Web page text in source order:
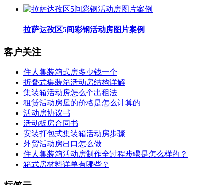
拉萨达孜区5间彩钢活动房图片案例
客户关注
住人集装箱式房多少钱一个
折叠式集装箱活动房结构详解
集装箱活动房怎么个出租法
租赁活动房屋的价格是怎么计算的
活动房协议书
活动板房合同书
安装打包式集装箱活动房步骤
外贸活动房出口怎么做
住人集装箱活动房制作全过程步骤是怎么样的？
箱式房材料详单有哪些？